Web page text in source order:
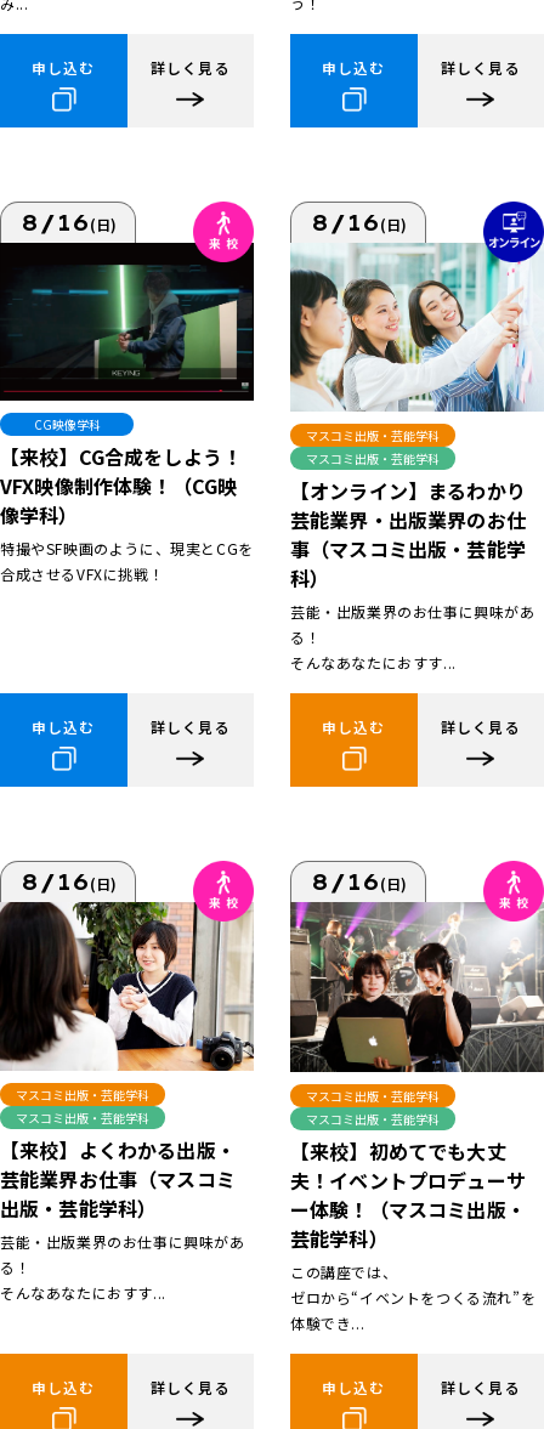
申し込む 詳しく見る 申し込む 詳しく見る
8/16(日)
CG映像学科
【来校】CG合成をしよう！
VFX映像制作体験！（CG映
像学科）
特撮やSF映画のように、現実とCGを
合成させるVFXに挑戦！
申し込む 詳しく見る
8/16(日)
マスコミ出版・芸能学科
マスコミ出版・芸能学科
【オンライン】まるわかり
芸能業界・出版業界のお仕
事（マスコミ出版・芸能学
科）
芸能・出版業界のお仕事に興味があ
る！
そんなあなたにおすす...
申し込む 詳しく見る
8/16(日)
マスコミ出版・芸能学科
マスコミ出版・芸能学科
【来校】よくわかる出版・
芸能業界お仕事（マスコミ
出版・芸能学科）
芸能・出版業界のお仕事に興味があ
る！
そんなあなたにおすす...
申し込む 詳しく見る
8/16(日)
マスコミ出版・芸能学科
マスコミ出版・芸能学科
【来校】初めてでも大丈
夫！イベントプロデューサ
ー体験！（マスコミ出版・
芸能学科）
この講座では、
ゼロから“イベントをつくる流れ”を
体験でき...
申し込む 詳しく見る